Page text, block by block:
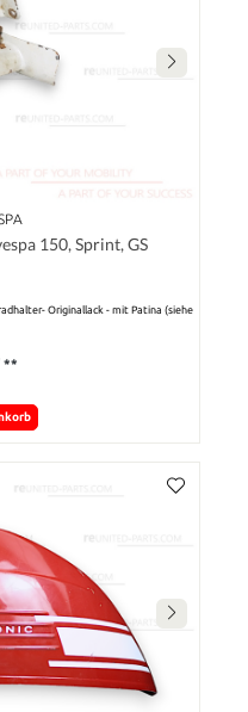
150, Sprint, GS
Originallack - mit Patina (siehe
**